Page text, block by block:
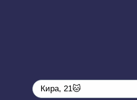
Кира, 21🐱